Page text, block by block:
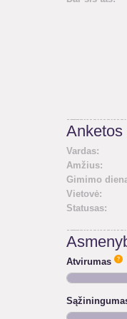
Anketos
Vardas:
Amžius:
Gimimo
Vietovė:
Statusas:
Atvirumas